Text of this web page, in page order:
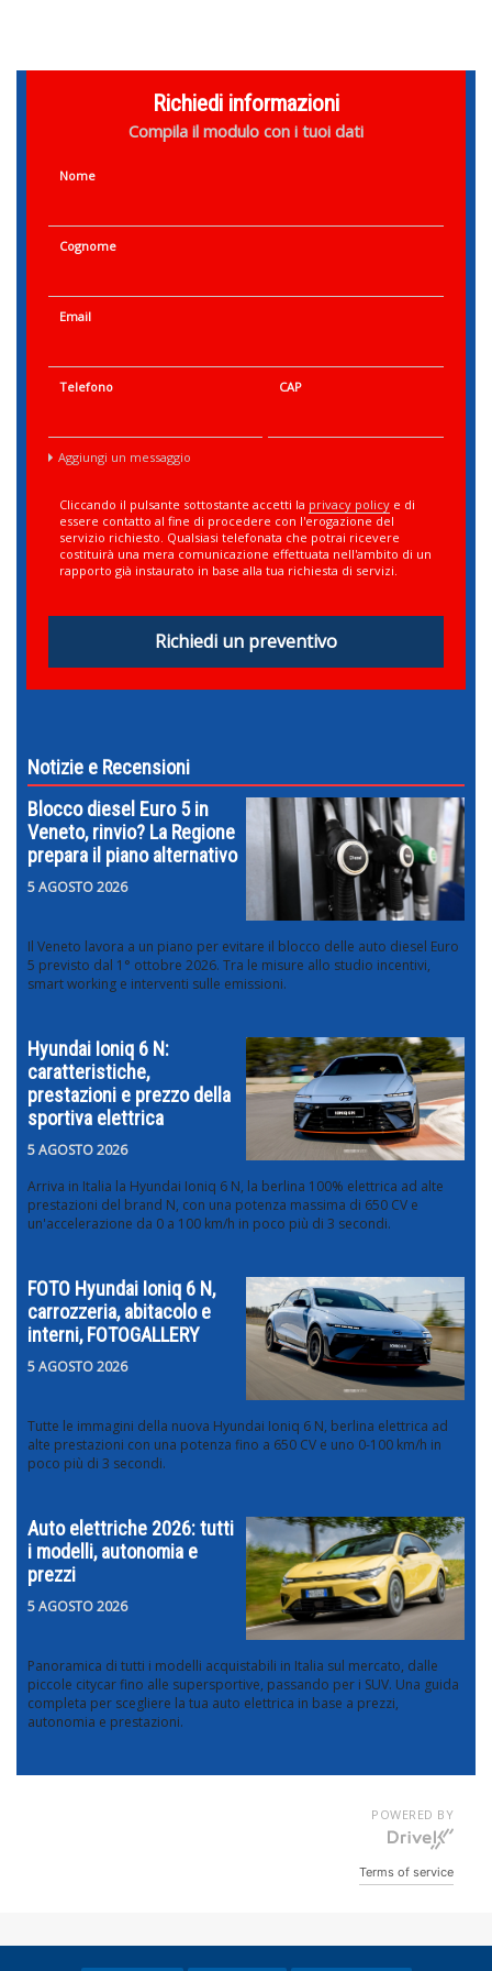
Richiedi informazioni
Compila il modulo con i tuoi dati
Nome
Cognome
Email
Telefono CAP
Aggiungi un messaggio
Cliccando il pulsante sottostante accetti la privacy policy e di
essere contatto al fine di procedere con l'erogazione del
servizio richiesto. Qualsiasi telefonata che potrai ricevere
costituirà una mera comunicazione effettuata nell'ambito di un
rapporto già instaurato in base alla tua richiesta di servizi.
Richiedi un preventivo
Notizie e Recensioni
Blocco diesel Euro 5 in
Veneto, rinvio? La Regione
prepara il piano alternativo
5 AGOSTO 2026
Il Veneto lavora a un piano per evitare il blocco delle auto diesel Euro
5 previsto dal 1° ottobre 2026. Tra le misure allo studio incentivi,
smart working e interventi sulle emissioni.
Hyundai Ioniq 6 N:
caratteristiche,
prestazioni e prezzo della
sportiva elettrica
5 AGOSTO 2026
Arriva in Italia la Hyundai Ioniq 6 N, la berlina 100% elettrica ad alte
prestazioni del brand N, con una potenza massima di 650 CV e
un'accelerazione da 0 a 100 km/h in poco più di 3 secondi.
FOTO Hyundai Ioniq 6 N,
carrozzeria, abitacolo e
interni, FOTOGALLERY
5 AGOSTO 2026
Tutte le immagini della nuova Hyundai Ioniq 6 N, berlina elettrica ad
alte prestazioni con una potenza fino a 650 CV e uno 0-100 km/h in
poco più di 3 secondi.
Auto elettriche 2026: tutti
i modelli, autonomia e
prezzi
5 AGOSTO 2026
Panoramica di tutti i modelli acquistabili in Italia sul mercato, dalle
piccole citycar fino alle supersportive, passando per i SUV. Una guida
completa per scegliere la tua auto elettrica in base a prezzi,
autonomia e prestazioni.
POWERED BY
Terms of service